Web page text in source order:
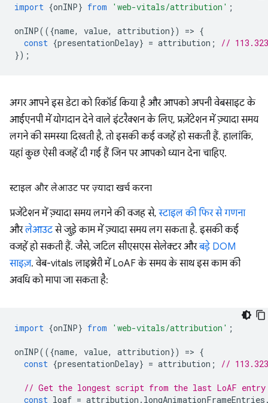
import {onINP} from 'web-vitals/attribution' ;
onINP(({name, value, attribution}) => {
const {presentationDelay} = attribution ;
//
});
अगर आपने इस डेटा को रिकॉर्ड किया है और आपको अपनी वेबसाइट के
आईएनपी में योगदान देने वाले इंटरैक्शन के लिए, प्रज़ेंटेशन में ज़्यादा समय
लगने की समस्या दिखती है, तो इसकी कई वजहें हो सकती हैं. हालांकि,
यहां कुछ ऐसी वजहें दी गई हैं जिन पर आपको ध्यान देना चाहिए.
स्टाइल और लेआउट पर ज़्यादा खर्च करना
प्रजेंटेशन में ज़्यादा समय लगने की वजह से, स्टाइल की फिर से गणना
औरलेआउटसे जुड़े काम में ज़्यादा समय लग सकता है. इसकी कई
वजहें हो सकती हैं. जैसे, जटिल सीएसएस सेलेक्टर औरबड़े DOM
साइज़. वेब-vitals लाइब्रेरी में LoAF के समय के साथ इस काम की
अवधि को मापा जा सकता है:
import {onINP} from 'web-vitals/attribution' ;
onINP(({name, value, attribution}) => {
const {presentationDelay} = attribution ; //
// Get the longest script from the last LoAF
const loaf = attribution . longAnimationFrameEntries